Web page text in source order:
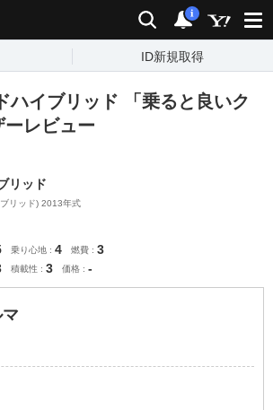
検索 通知
i
ID新規取得
ハイブリッド 「乗ると良いク
レビュー
リッド
リッド) 2013年式
乗り心地 4 燃費 3
積載性 3 価格 -